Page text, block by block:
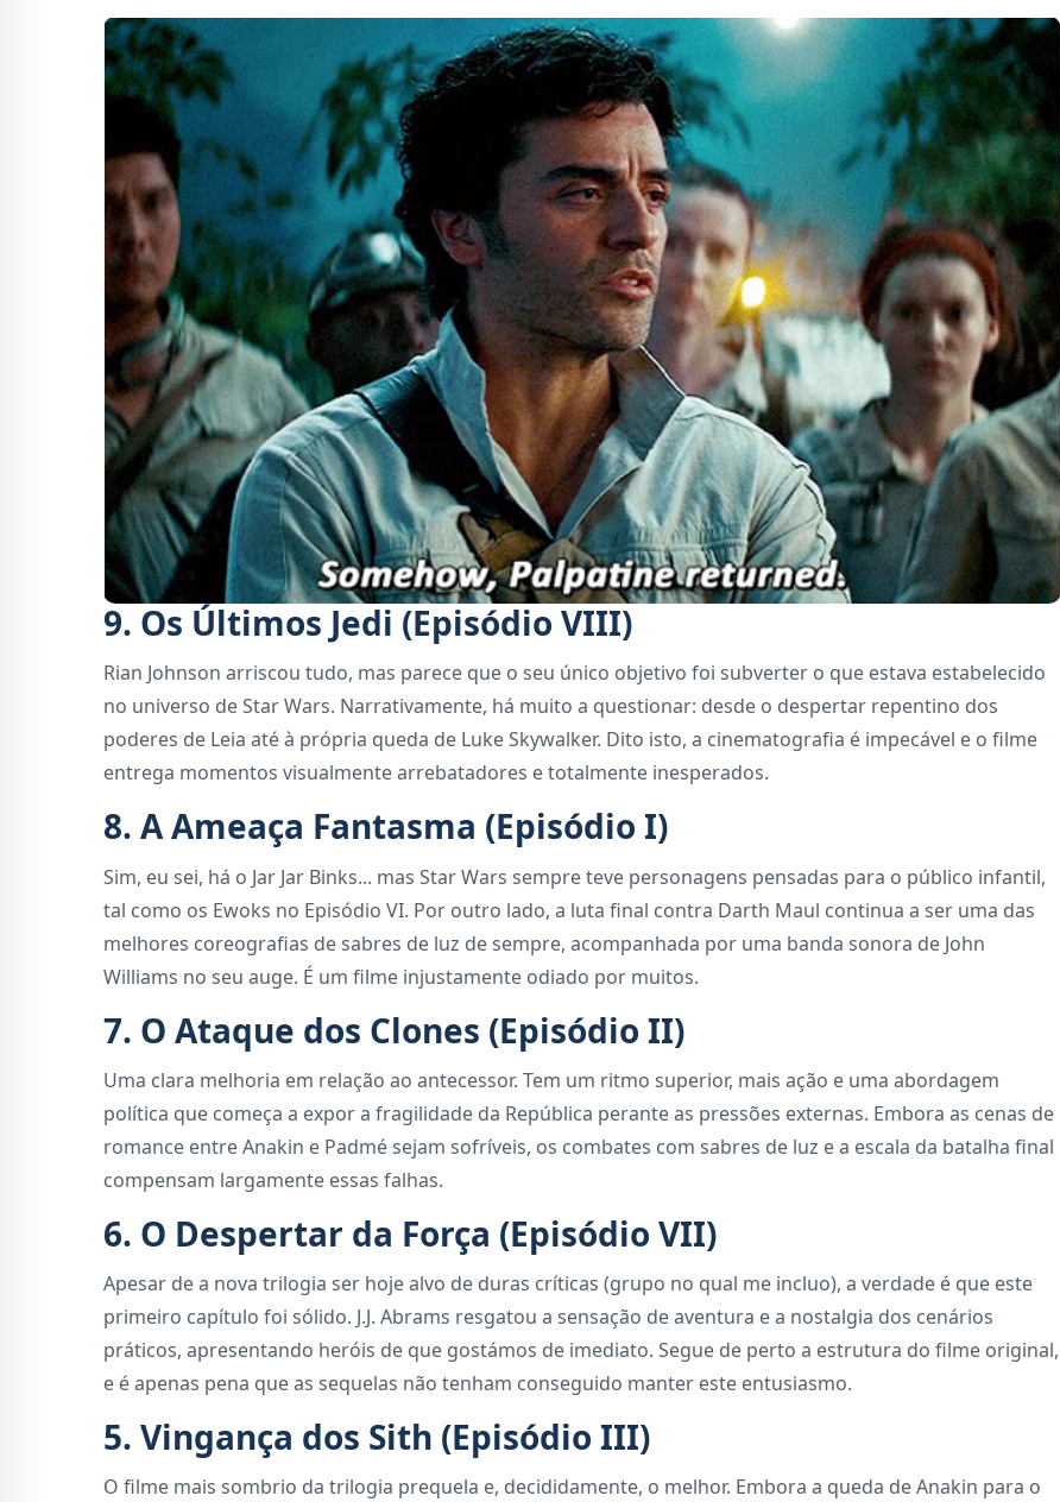
9. Os Últimos Jedi (Episódio VIII)
Rian Johnson arriscou tudo, mas parece que o seu único objetivo foi subverter o que estava estabelecido
no universo de Star Wars. Narrativamente, há muito a questionar: desde o despertar repentino dos
poderes de Leia até à própria queda de Luke Skywalker. Dito isto, a cinematografia é impecável e o filme
entrega momentos visualmente arrebatadores e totalmente inesperados.
8. A Ameaça Fantasma (Episódio I)
Sim, eu sei, há o Jar Jar Binks... mas Star Wars sempre teve personagens pensadas para o público infantil,
tal como os Ewoks no Episódio VI. Por outro lado, a luta final contra Darth Maul continua a ser uma das
melhores coreografias de sabres de luz de sempre, acompanhada por uma banda sonora de John
Williams no seu auge. É um filme injustamente odiado por muitos.
7. O Ataque dos Clones (Episódio II)
Uma clara melhoria em relação ao antecessor. Tem um ritmo superior, mais ação e uma abordagem
política que começa a expor a fragilidade da República perante as pressões externas. Embora as cenas de
romance entre Anakin e Padmé sejam sofríveis, os combates com sabres de luz e a escala da batalha final
compensam largamente essas falhas.
6. O Despertar da Força (Episódio VII)
Apesar de a nova trilogia ser hoje alvo de duras críticas (grupo no qual me incluo), a verdade é que este
primeiro capítulo foi sólido. J.J. Abrams resgatou a sensação de aventura e a nostalgia dos cenários
práticos, apresentando heróis de que gostámos de imediato. Segue de perto a estrutura do filme original,
e é apenas pena que as sequelas não tenham conseguido manter este entusiasmo.
5. Vingança dos Sith (Episódio III)
O filme mais sombrio da trilogia prequela e, decididamente, o melhor. Embora a queda de Anakin para o